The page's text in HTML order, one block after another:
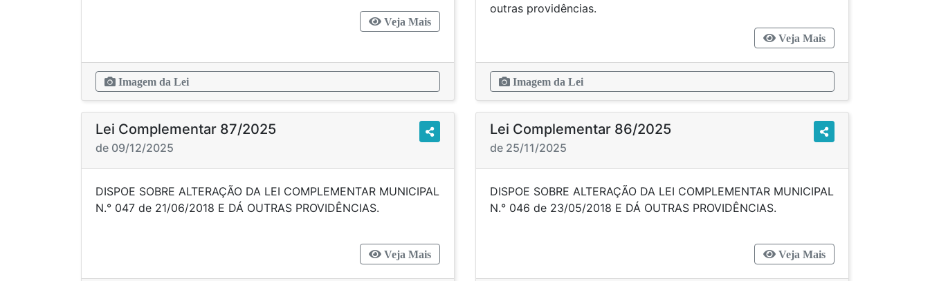
Veja Mais
Imagem da Lei
outras providências.
Veja Mais
Imagem da Lei
Lei Complementar 87/2025
de 09/12/2025
DISPOE SOBRE ALTERAÇÃO DA LEI COMPLEMENTAR MUNICIPAL
N.° 047 de 21/06/2018 E DÁ OUTRAS PROVIDÊNCIAS.
Veja Mais
Lei Complementar 86/2025
de 25/11/2025
DISPOE SOBRE ALTERAÇÃO DA LEI COMPLEMENTAR MUNICIPAL
N.° 046 de 23/05/2018 E DÁ OUTRAS PROVIDÊNCIAS.
Veja Mais